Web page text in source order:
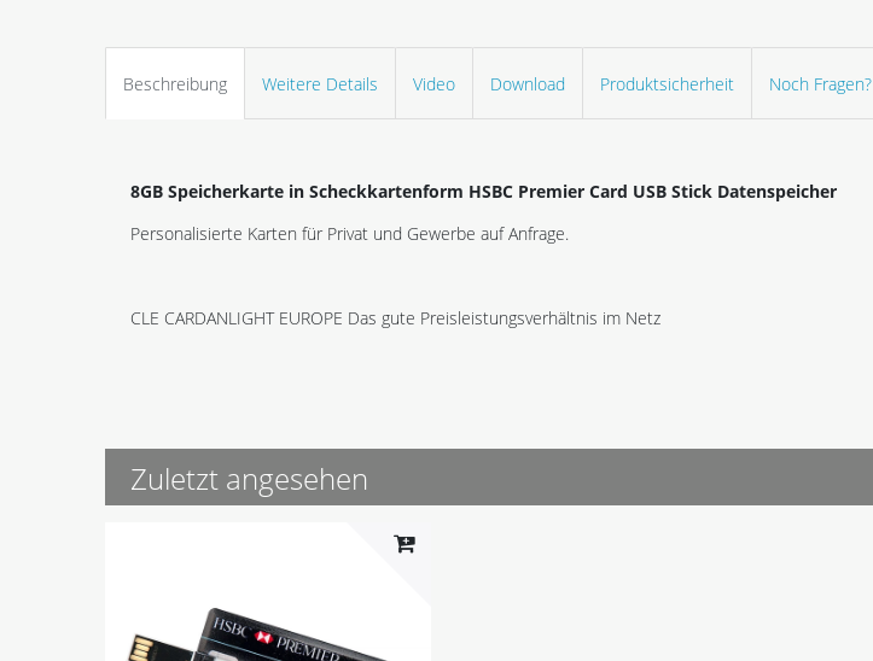
Beschreibung Weitere Details Video Download Produktsicherheit Noch Fragen?
8GB Speicherkarte in Scheckkartenform HSBC Premier Card USB Stick Datenspeicher
Personalisierte Karten für Privat und Gewerbe auf Anfrage.
CLE CARDANLIGHT EUROPE Das gute Preisleistungsverhältnis im Netz
Zuletzt angesehen